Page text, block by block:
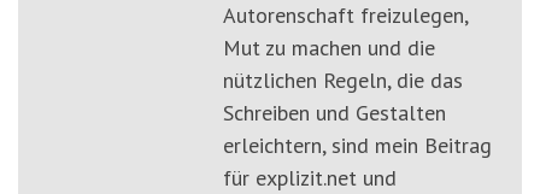
Autorenschaft freizulegen,
Mut zu machen und die
nützlichen Regeln, die das
Schreiben und Gestalten
erleichtern, sind mein Beitrag
für explizit.net und